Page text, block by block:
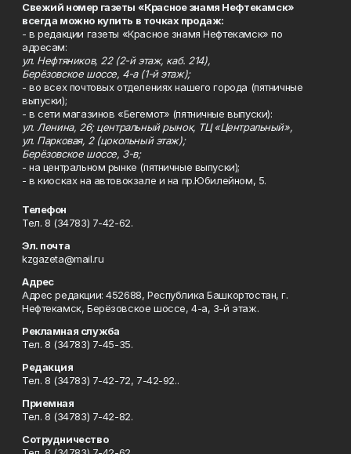
Свежий номер газеты «Красное знамя Нефтекамск»
всегда можно купить в точках продаж:
- в редакции газеты «Красное знамя Нефтекамск» по
адресам:
ул. Нефтяников, 22 (2-й этаж, каб. 214),
Берёзовское шоссе, 4-а (1-й этаж);
- во всех почтовых отделениях нашего города (пятничные
выпуски);
- в сети магазинов «Бегемот» (пятничные выпуски):
ул. Ленина, 26; центральный рынок, ТЦ «Центральный»,
ул. Парковая, 2 (цокольный этаж);
Берёзовское шоссе, 3-в;
- на центральном рынке (пятничные выпуски);
- в киосках на автовокзале и на пр.Юбилейном, 5.
Телефон
Тел. 8 (34783) 7-42-62.
Эл. почта
kzgazeta@mail.ru
Адрес
Адрес редакции: 452688, Республика Башкортостан, г.
Нефтекамск, Берёзовское шоссе, 4-а, 3-й этаж.
Рекламная служба
Тел. 8 (34783) 7-45-35.
Редакция
Тел. 8 (34783) 7-42-72, 7-42-92..
Приемная
Тел. 8 (34783) 7-42-82.
Сотрудничество